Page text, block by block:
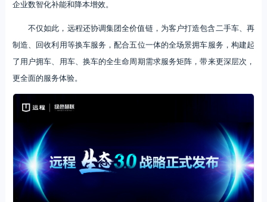
企业数智化补能和降本增效。
不仅如此，远程还协调集团全价值链，为客户打造包含二手车、再
制造、回收利用等换车服务，配合五位一体的全场景拥车服务，构建起
了用户拥车、用车、换车的全生命周期需求服务矩阵，带来更深层次，
更全面的服务体验。